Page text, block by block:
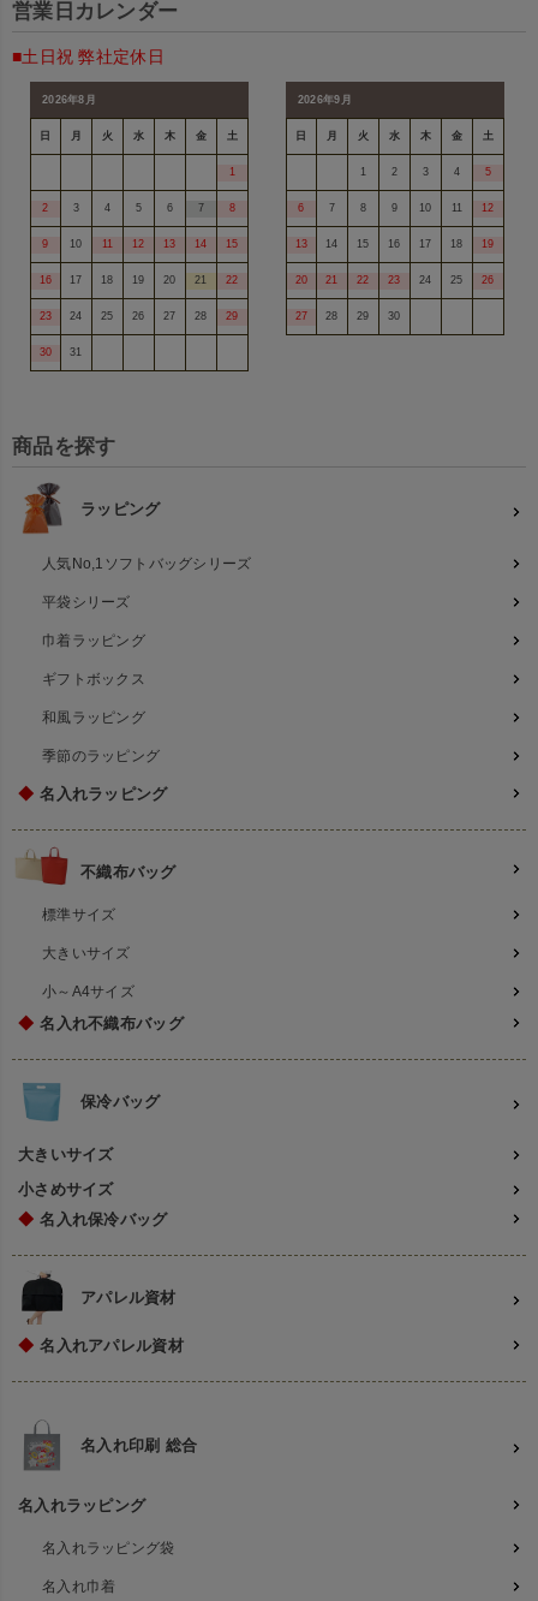
営業日カレンダー
■土日祝 弊社定休日
2026年8月
日 月 火 水 木 金 土
1
2 3 4 5 6 7 8
9 10 11 12 13 14 15
16 17 18 19 20 21 22
23 24 25 26 27 28 29
30 31
2026年9月
日 月 火 水 木 金 土
1 2 3 4 5
6 7 8 9 10 11 12
13 14 15 16 17 18 19
20 21 22 23 24 25 26
27 28 29 30
商品を探す
ラッピング
人気No,1ソフトバッグシリーズ
平袋シリーズ
巾着ラッピング
ギフトボックス
和風ラッピング
季節のラッピング
◆ 名入れラッピング
不織布バッグ
標準サイズ
大きいサイズ
小～A4サイズ
◆ 名入れ不織布バッグ
保冷バッグ
大きいサイズ
小さめサイズ
◆ 名入れ保冷バッグ
アパレル資材
◆ 名入れアパレル資材
名入れ印刷 総合
名入れラッピング
名入れラッピング袋
名入れ巾着